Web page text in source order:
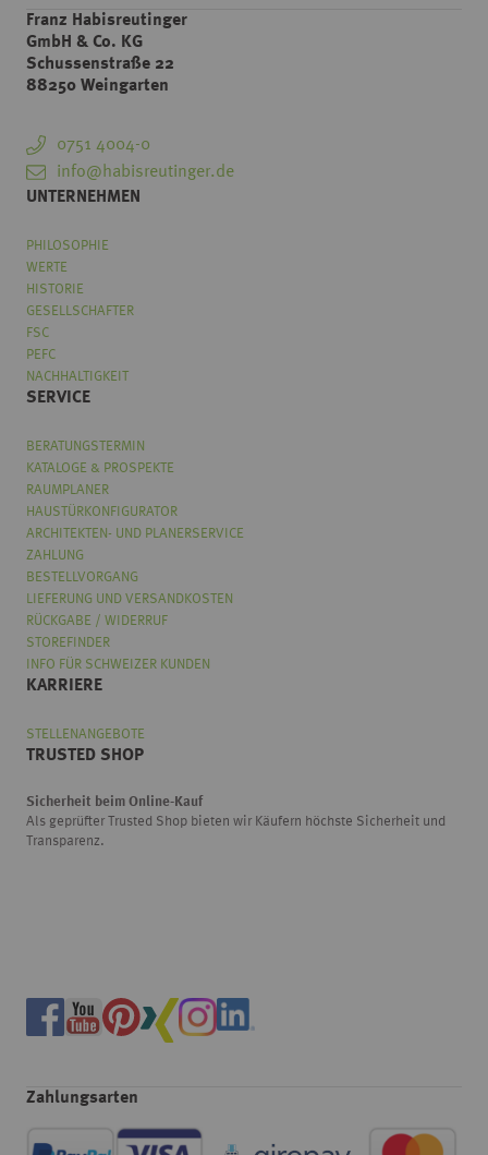
Franz Habisreutinger
GmbH & Co. KG
Schussenstraße 22
88250 Weingarten
0751 4004-0
info@habisreutinger.de
UNTERNEHMEN
PHILOSOPHIE
WERTE
HISTORIE
GESELLSCHAFTER
FSC
PEFC
NACHHALTIGKEIT
SERVICE
BERATUNGSTERMIN
KATALOGE & PROSPEKTE
RAUMPLANER
HAUSTÜRKONFIGURATOR
ARCHITEKTEN- UND PLANERSERVICE
ZAHLUNG
BESTELLVORGANG
LIEFERUNG UND VERSANDKOSTEN
RÜCKGABE / WIDERRUF
STOREFINDER
INFO FÜR SCHWEIZER KUNDEN
KARRIERE
STELLENANGEBOTE
TRUSTED SHOP
Sicherheit beim Online-Kauf
Als geprüfter Trusted Shop bieten wir Käufern höchste Sicherheit und
Transparenz.
Zahlungsarten